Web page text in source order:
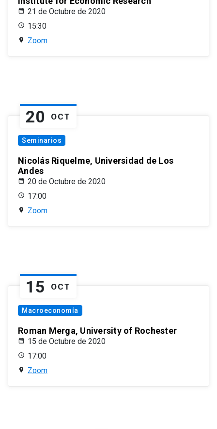
21 de Octubre de 2020
15:30
Zoom
20 OCT
Seminarios
Nicolás Riquelme, Universidad de Los
Andes
20 de Octubre de 2020
17:00
Zoom
15 OCT
Macroeconomía
Roman Merga, University of Rochester
15 de Octubre de 2020
17:00
Zoom